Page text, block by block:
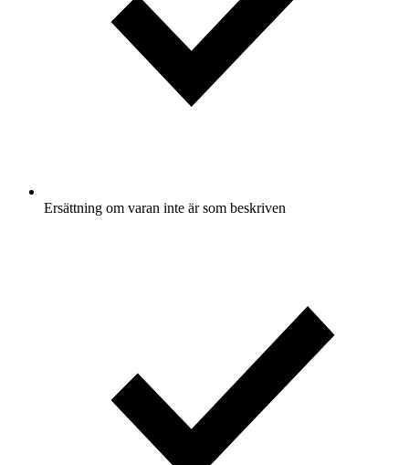
Ersättning om varan inte är som beskriven